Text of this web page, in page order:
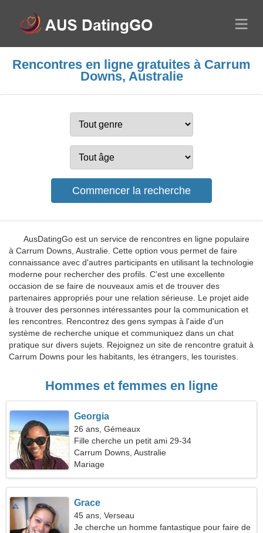
Rencontres en ligne gratuites à Carrum
Downs, Australie
AusDatingGo est un service de rencontres en ligne populaire
à Carrum Downs, Australie. Cette option vous permet de faire
connaissance avec d'autres participants en utilisant la technologie
moderne pour rechercher des profils. C'est une excellente
occasion de se faire de nouveaux amis et de trouver des
partenaires appropriés pour une relation sérieuse. Le projet aide
à trouver des personnes intéressantes pour la communication et
les rencontres. Rencontrez des gens sympas à l'aide d'un
système de recherche unique et communiquez dans un chat
pratique sur divers sujets. Rejoignez un site de rencontre gratuit à
Carrum Downs pour les habitants, les étrangers, les touristes.
Hommes et femmes en ligne
Georgia
26 ans, Gémeaux
Fille cherche un petit ami 29-34
Carrum Downs, Australie
Mariage
Grace
45 ans, Verseau
Je cherche un homme fantastique pour faire de